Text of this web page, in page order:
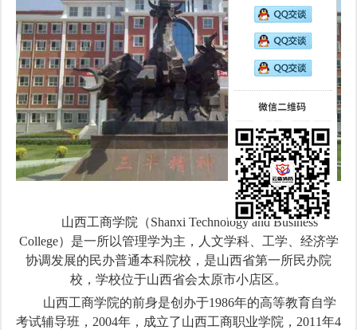
山西工商学院（Shanxi Technology and Business
College）是一所以管理学为主，人文学科、工学、经济学
协调发展的民办普通本科院校，是山西省第一所民办院
校，学校位于山西省会太原市小店区。
山西工商学院的前身是创办于1986年的高等教育自学
考试辅导班，2004年，成立了山西工商职业学院，2011年4